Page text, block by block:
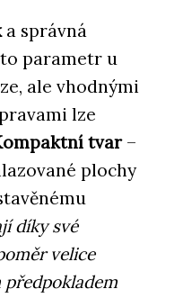
a správná
parametr u
ale vhodnými
lze
tvar–
plochy
díky své
velice